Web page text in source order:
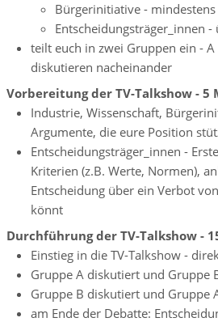
Bürgerinitiative - mindestens
Entscheidungsträger_innen -
teilt euch in zwei Gruppen ein -
diskutieren nacheinander
Vorbereitung der TV-Talkshow - 5
Industrie, Wissenschaft,
Argumente, die eure Position
Entscheidungsträger_innen -
Kriterien (z.B. Werte, Normen),
Entscheidung über ein Verbot
könnt
Durchführung der TV-Talkshow -
Einstieg in die TV-Talkshow -
Gruppe A diskutiert und Gruppe
Gruppe B diskutiert und Gruppe
am Ende der Debatte: